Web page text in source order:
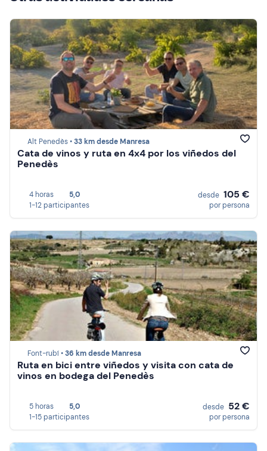
Alt Penedès •33 km desde Manresa
Cata de vinos y ruta en 4x4 por los viñedos del
Penedès
4 horas
5,0
1-12 participantes
desde 105 €
por persona
Font-rubí •36 km desde Manresa
Ruta en bici entre viñedos y visita con cata de
vinos en bodega del Penedès
5 horas
5,0
1-15 participantes
desde 52 €
por persona